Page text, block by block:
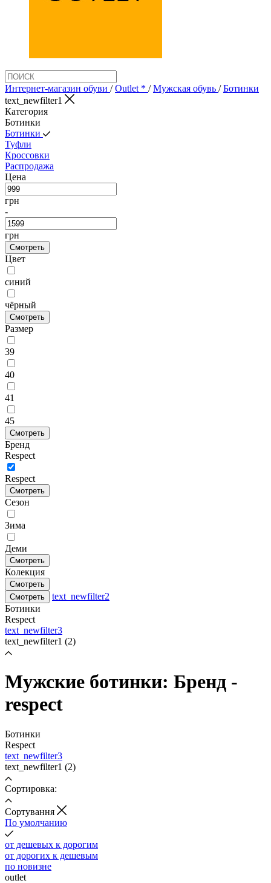
Интернет-магазин обуви /Outlet * /Мужская обувь /Ботинки
text_newfilter1
Категория
Ботинки
Ботинки
Туфли
Кроссовки
Распродажа
Цена
грн
-
грн
Смотреть
Цвет
синий
чёрный
Смотреть
Размер
39
40
41
45
Смотреть
Бренд
Respect
Respect
Смотреть
Сезон
Зима
Деми
Смотреть
Колекция
Смотреть
Смотреть
text_newfilter2
Ботинки
Respect
text_newfilter3
text_newfilter1 (2)
Мужские ботинки: Бренд -
respect
Ботинки
Respect
text_newfilter3
text_newfilter1 (2)
Сортировка:
Cортування
По умолчанию
от дешевых к дорогим
от дорогих к дешевым
по новизне
outlet